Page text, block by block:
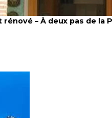
– À deux pas de la